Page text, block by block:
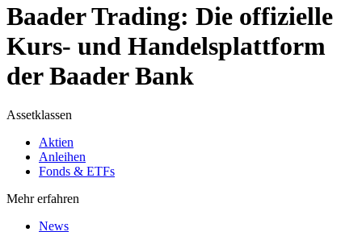
Baader Trading: Die offizielle
Kurs- und Handelsplattform
der Baader Bank
Assetklassen
Aktien
Anleihen
Fonds & ETFs
Mehr erfahren
News